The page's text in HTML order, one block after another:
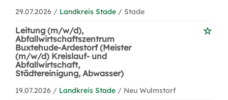
29.07.2026 / Landkreis Stade / Stade
Leitung (m/w/d),
Abfallwirtschaftszentrum
Buxtehude-Ardestorf (Meister
(m/w/d) Kreislauf- und
Abfallwirtschaft,
Städtereinigung, Abwasser)
19.07.2026 / Landkreis Stade / Neu Wulmstorf